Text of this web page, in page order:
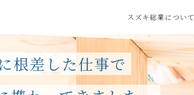
スズキ総業について
根差した仕事で